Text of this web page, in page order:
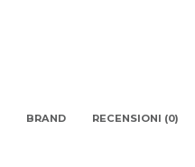
BRAND RECENSIONI (0)